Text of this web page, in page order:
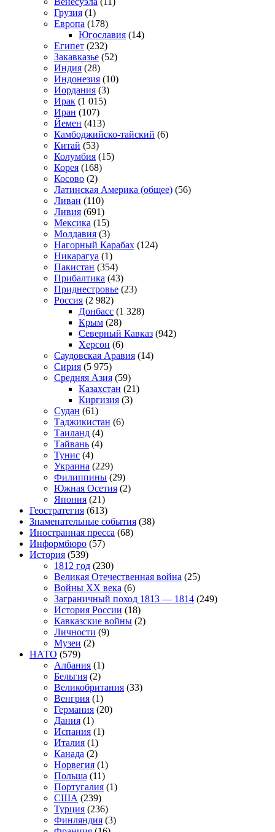
Грузия (1)
Европа (178)
Югославия (14)
Египет (232)
Закавказье (52)
Индия (28)
Индонезия (10)
Иордания (3)
Ирак (1 015)
Иран (107)
Йемен (413)
Камбоджийско-тайский (6)
Китай (53)
Колумбия (15)
Корея (168)
Косово (2)
Латинская Америка (общее) (56)
Ливан (110)
Ливия (691)
Мексика (15)
Молдавия (3)
Нагорный Карабах (124)
Никарагуа (1)
Пакистан (354)
Прибалтика (43)
Приднестровье (23)
Россия (2 982)
Донбасс (1 328)
Крым (28)
Северный Кавказ (942)
Херсон (6)
Саудовская Аравия (14)
Сирия (5 975)
Средняя Азия (59)
Казахстан (21)
Киргизия (3)
Судан (61)
Таджикистан (6)
Таиланд (4)
Тайвань (4)
Тунис (4)
Украина (229)
Филиппины (29)
Южная Осетия (2)
Япония (21)
Геостратегия (613)
Знаменательные события (38)
Иностранная пресса (68)
Информбюро (57)
История (539)
1812 год (230)
Великая Отечественная война (25)
Войны XX века (6)
Заграничный поход 1813 — 1814 (249)
История России (18)
Кавказские войны (2)
Личности (9)
Музеи (2)
НАТО (579)
Албания (1)
Бельгия (2)
Великобритания (33)
Венгрия (1)
Германия (20)
Дания (1)
Испания (1)
Италия (1)
Канада (2)
Норвегия (1)
Польша (11)
Португалия (1)
США (239)
Турция (236)
Финляндия (3)